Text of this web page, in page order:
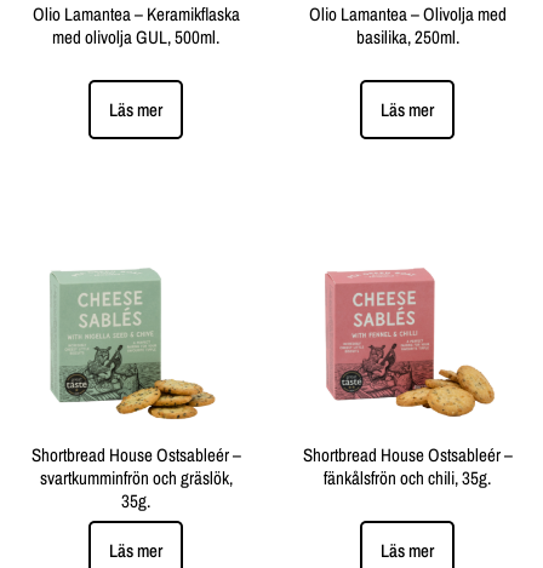
Olio Lamantea – Keramikflaska
med olivolja GUL, 500ml.
Läs mer
Olio Lamantea – Olivolja med
basilika, 250ml.
Läs mer
Shortbread House Ostsableér –
svartkumminfrön och gräslök,
35g.
Läs mer
Shortbread House Ostsableér –
fänkålsfrön och chili, 35g.
Läs mer